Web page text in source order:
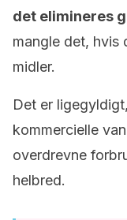
det elimineres
mangle det, hvis
midler.
Det er
kommercielle
overdrevne
helbred.